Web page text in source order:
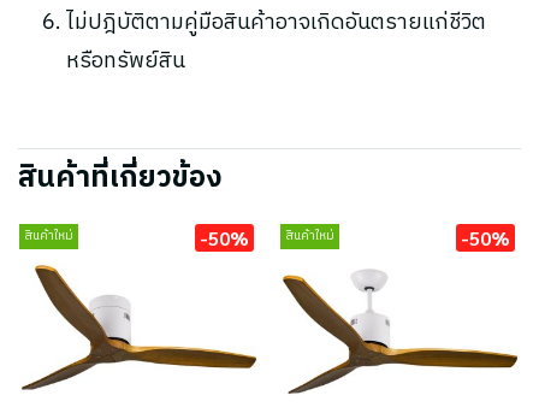
ไม่ปฎิบัติตามคู่มือสินค้าอาจเกิดอันตรายแก่ชีวิต
หรือทรัพย์สิน
สินค้าที่เกี่ยวข้อง
สินค้าใหม่ -50% สินค้าใหม่ -50%